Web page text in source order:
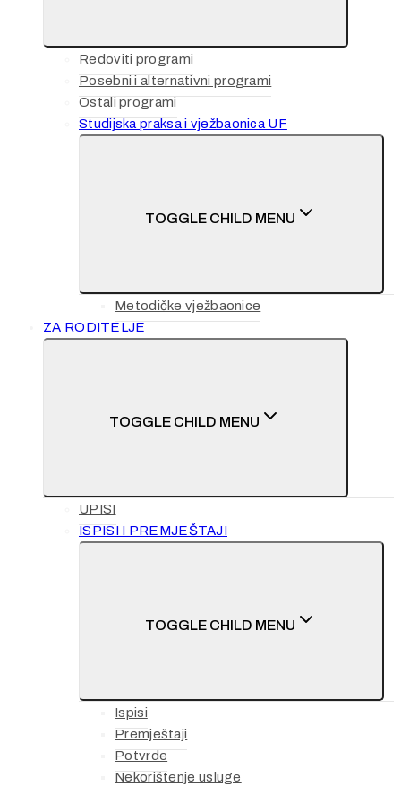
Redoviti programi
Posebni i alternativni programi
Ostali programi
Studijska praksa i vježbaonica UF
TOGGLE CHILD MENU
Metodičke vježbaonice
ZA RODITELJE
TOGGLE CHILD MENU
UPISI
ISPISI I PREMJEŠTAJI
TOGGLE CHILD MENU
Ispisi
Premještaji
Potvrde
Nekorištenje usluge